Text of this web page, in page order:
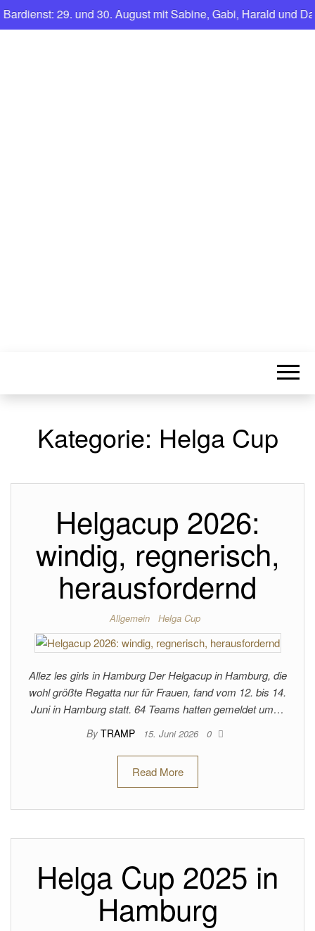
29. und 30. August mit Sabine, Gabi, Harald und Dany.
Kategorie: Helga Cup
Helgacup 2026:
windig, regnerisch,
herausfordernd
Allgemein Helga Cup
Allez les girls in Hamburg Der Helgacup in Hamburg, die
wohl größte Regatta nur für Frauen, fand vom 12. bis 14.
Juni in Hamburg statt. 64 Teams hatten gemeldet um…
By TRAMP 15. Juni 2026 0
Read More
Helga Cup 2025 in
Hamburg